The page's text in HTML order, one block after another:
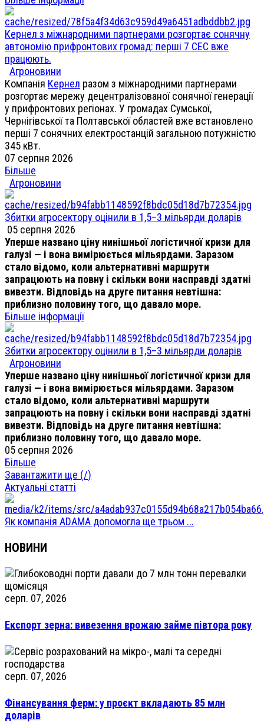
Кернел з міжнародними партнерами розгортає сонячну
автономію прифронтових громад: перші 7 СЕС вже
працюють.
Агроновини
Компанія Кернел разом з міжнародними партнерами
розгортає мережу децентралізованої сонячної генерації
у прифронтових регіонах. У громадах Сумської,
Чернігівської та Полтавської областей вже встановлено
перші 7 сонячних електростанцій загальною потужністю
345 кВт.
07 серпня 2026
Більше
Агроновини
Збитки агросектору оцінили в 1,5–3 мільярди доларів
05 серпня 2026
Уперше названо ціну нинішньої логістичної кризи для
галузі — і вона вимірюється мільярдами. Заразом
стало відомо, коли альтернативні маршрути
запрацюють на повну і скільки вони насправді здатні
вивезти. Відповідь на друге питання невтішна:
приблизно половину того, що давало море.
Більше інформації
Збитки агросектору оцінили в 1,5–3 мільярди доларів
Агроновини
Уперше названо ціну нинішньої логістичної кризи для
галузі — і вона вимірюється мільярдами. Заразом
стало відомо, коли альтернативні маршрути
запрацюють на повну і скільки вони насправді здатні
вивезти. Відповідь на друге питання невтішна:
приблизно половину того, що давало море.
05 серпня 2026
Більше
Завантажити ще (/)
Актуальні статті
Як компанія ADAMA допомогла ще трьом ...
НОВИНИ
серп. 07, 2026
Експорт зерна: вивезення врожаю займе півтора року
серп. 07, 2026
Фінансування ферм: у проєкт вкладають 85 млн
доларів